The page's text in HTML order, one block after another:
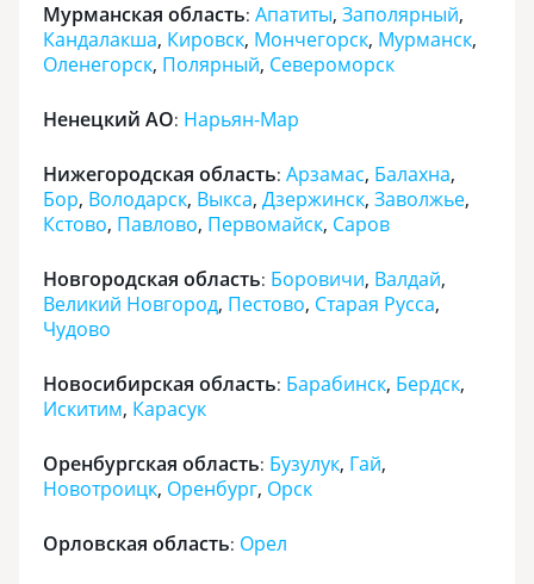
Мурманская область: Апатиты, Заполярный,
Кандалакша, Кировск, Мончегорск, Мурманск,
Оленегорск, Полярный, Североморск
Ненецкий АО: Нарьян-Мар
Нижегородская область: Арзамас, Балахна,
Бор, Володарск, Выкса, Дзержинск, Заволжье,
Кстово, Павлово, Первомайск, Саров
Новгородская область: Боровичи, Валдай,
Великий Новгород, Пестово, Старая Русса,
Чудово
Новосибирская область: Барабинск, Бердск,
Искитим, Карасук
Оренбургская область: Бузулук, Гай,
Новотроицк, Оренбург, Орск
Орловская область: Орел